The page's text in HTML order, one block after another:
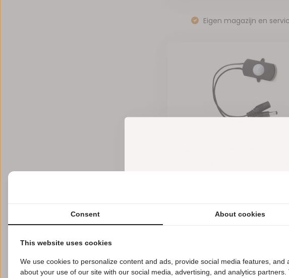
Eigen magazijn en
€10,21Excl. btw
Consent About cookies
This website uses cookies
We use cookies to personalize content and ads, provide social media features,
about your use of our site with our social media, advertising, and analytics